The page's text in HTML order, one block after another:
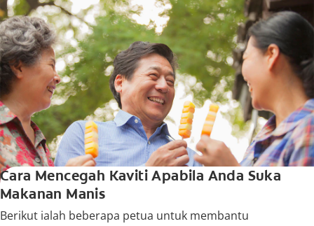
Cara Mencegah Kaviti Apabila Anda Suka
Makanan Manis
Berikut ialah beberapa petua untuk membantu